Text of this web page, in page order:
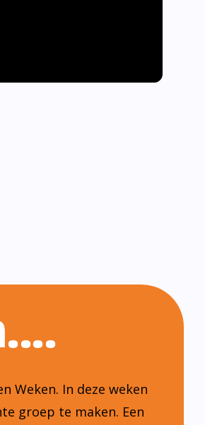
Weken. In deze weken
groep te maken. Een